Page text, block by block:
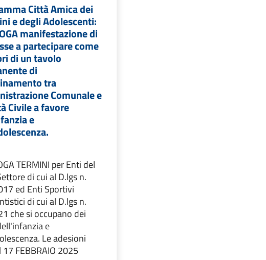
Città Amica dei
e degli Adolescenti:
manifestazione di
a partecipare come
di un tavolo
di
tra
Comunale e
Civile a favore
e
TERMINI per Enti del
di cui al D.lgs n.
ed Enti Sportivi
di cui al D.lgs n.
che si occupano dei
e
Le adesioni
FEBBRAIO 2025